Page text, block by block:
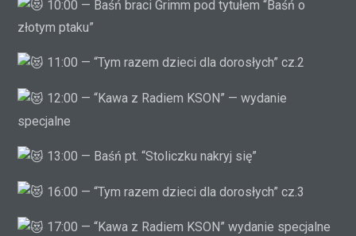
10:00 — Baśń braci Grimm pod tytułem “Baśń o
złotym ptaku”
11:00 — “Tym razem dzieci dla dorosłych” cz.2
12:00 — “Kawa z Radiem KSON” — wydanie
specjalne
13:00 — Baśń pt. “Stoliczku nakryj się”
16:00 — “Tym razem dzieci dla dorosłych” cz.3
17:00 — “Kawa z Radiem KSON” wydanie specjalne